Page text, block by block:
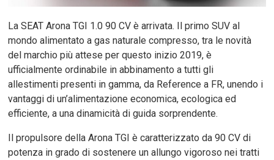
La SEAT Arona TGI 1.0 90 CV è arrivata. Il primo SUV al
mondo alimentato a gas naturale compresso, tra le novità
del marchio più attese per questo inizio 2019, è
ufficialmente ordinabile in abbinamento a tutti gli
allestimenti presenti in gamma, da Reference a FR, unendo i
vantaggi di un’alimentazione economica, ecologica ed
efficiente, a una dinamicità di guida sorprendente.
Il propulsore della Arona TGI è caratterizzato da 90 CV di
potenza in grado di sostenere un allungo vigoroso nei tratti